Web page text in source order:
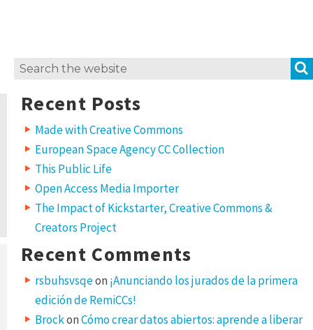
Search
Recent Posts
Made with Creative Commons
European Space Agency CC Collection
This Public Life
Open Access Media Importer
The Impact of Kickstarter, Creative Commons &
Creators Project
Recent Comments
rsbuhsvsqeon ¡Anunciando los jurados de la primera
edición de RemiCCs!
BrockonCómo crear datos abiertos: aprende a liberar